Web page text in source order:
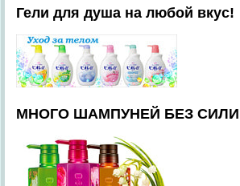
Гели для душа на любой вкус!
МНОГО ШАМПУНЕЙ БЕЗ